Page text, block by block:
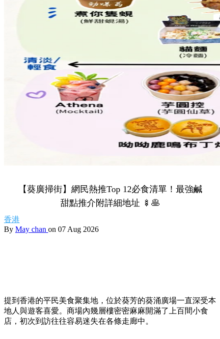
【葵廣掃街】網民熱推Top 12必食清單！最強鹹
甜點推介附詳細地址 🍢🥞
香港
By May chan on 07 Aug 2026
提到香港的平民美食聚集地，位於葵芳的葵涌廣場一直深受本
地人與遊客喜愛。商場內幾層樓密密麻麻開滿了上百間小食
店，初次到訪往往容易迷失在各條走廊中。